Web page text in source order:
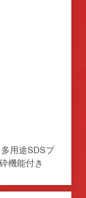
用途SDSプ
機能付き